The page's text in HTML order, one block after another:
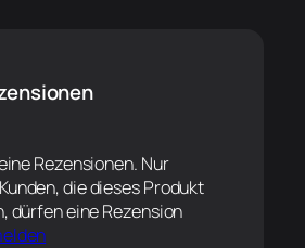
Rezensionen. Nur
die dieses Produkt
dürfen eine Rezension